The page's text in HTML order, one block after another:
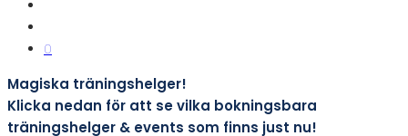
0
Magiska träningshelger!
Klicka nedan för att se vilka bokningsbara
träningshelger & events som finns just nu!